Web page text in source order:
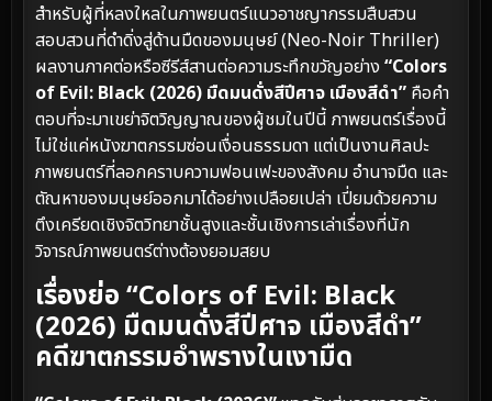
สำหรับผู้ที่หลงใหลในภาพยนตร์แนวอาชญากรรมสืบสวน
สอบสวนที่ดำดิ่งสู่ด้านมืดของมนุษย์ (Neo-Noir Thriller)
ผลงานภาคต่อหรือซีรีส์สานต่อความระทึกขวัญอย่าง “Colors
of Evil: Black (2026) มืดมนดั่งสีปีศาจ เมืองสีดำ” คือคำ
ตอบที่จะมาเขย่าจิตวิญญาณของผู้ชมในปีนี้ ภาพยนตร์เรื่องนี้
ไม่ใช่แค่หนังฆาตกรรมซ่อนเงื่อนธรรมดา แต่เป็นงานศิลปะ
ภาพยนตร์ที่ลอกคราบความฟอนเฟะของสังคม อำนาจมืด และ
ตัณหาของมนุษย์ออกมาได้อย่างเปลือยเปล่า เปี่ยมด้วยความ
ตึงเครียดเชิงจิตวิทยาชั้นสูงและชั้นเชิงการเล่าเรื่องที่นัก
วิจารณ์ภาพยนตร์ต่างต้องยอมสยบ
เรื่องย่อ “Colors of Evil: Black
(2026) มืดมนดั่งสีปีศาจ เมืองสีดำ”
คดีฆาตกรรมอำพรางในเงามืด